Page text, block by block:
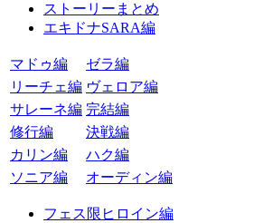
ストーリーまとめ
エキドナSARA編
マドゥ編
ゼラ編
リーチェ編 ヴェロア編
サレーネ編 完結編
修行編
決戦編
カリン編
ハク編
ソニア編
オーディン編
フェス限ヒロイン編